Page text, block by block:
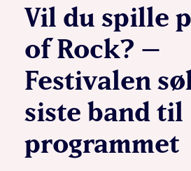
Vil du spille
of Rock? –
Festivalen
siste band til
programmet